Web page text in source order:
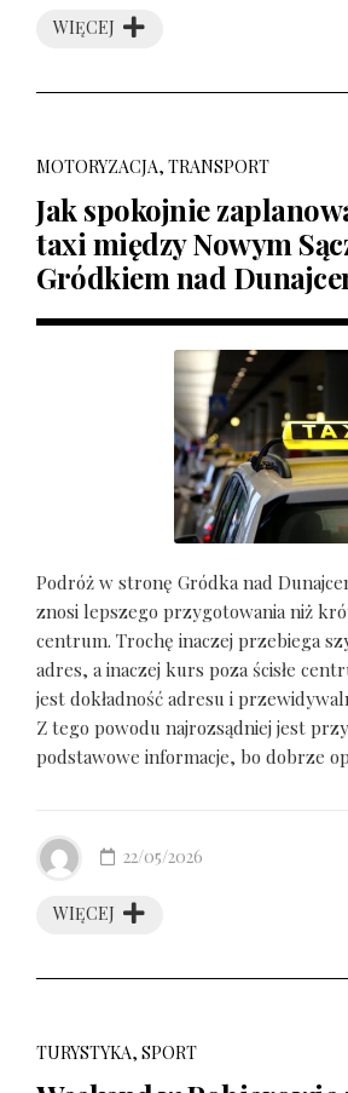
WIĘCEJ
MOTORYZACJA, TRANSPORT
Jak spokojnie
taxi między Nowym
Gródkiem nad
Podróż w stronę Gródka nad
znosi lepszego przygotowania niż
centrum. Trochę inaczej przebiega
adres, a inaczej kurs poza ścisłe
jest dokładność adresu i
Z tego powodu najrozsądniej jest
podstawowe informacje, bo dobrze
WIĘCEJ
22/05/2026
TURYSTYKA, SPORT